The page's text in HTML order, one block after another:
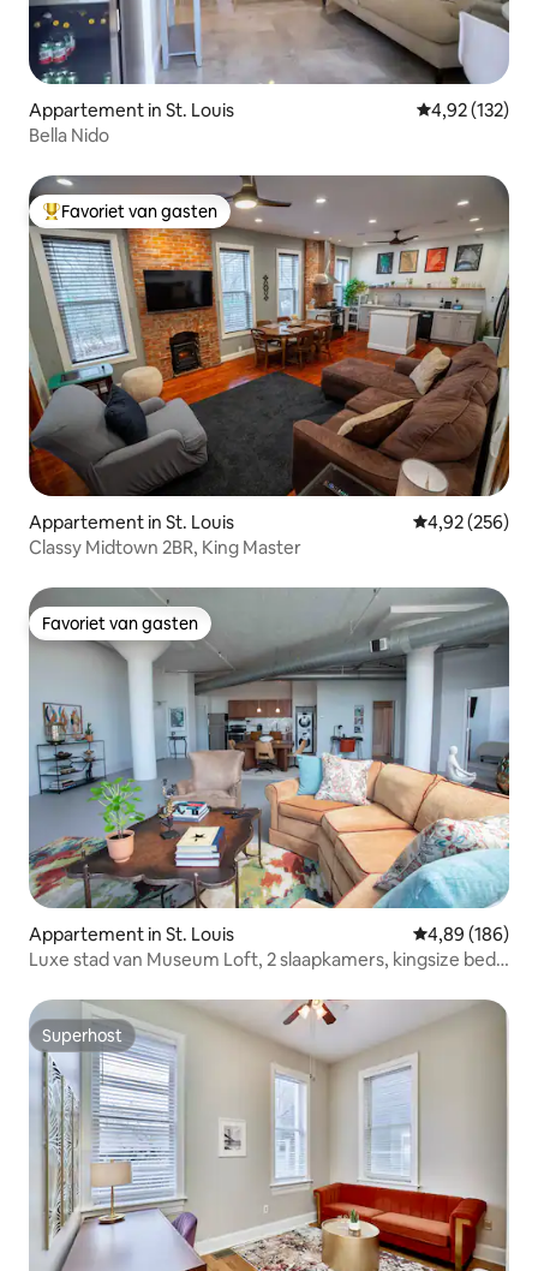
Appartement in St. Louis Gemiddelde
4,92 (132)
Bella Nido
Topfavoriet van gasten
Favoriet van gasten
Appartement in St. Louis Gemiddelde
4,92 (256)
Classy Midtown 2BR, King Master
Favoriet van gasten
Favoriet van gasten
Appartement in St. Louis Gemiddelde
4,89 (186)
Luxe stad van Museum Loft, 2 slaapkamers, kingsize bed,
Superhost
Superhost